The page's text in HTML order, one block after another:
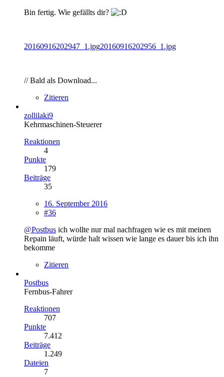
Bin fertig. Wie gefällts dir?
20160916202947_1.jpg20160916202956_1.jpg
// Bald als Download...
Zitieren
zollilaki9
Kehrmaschinen-Steuerer
Reaktionen
4
Punkte
179
Beiträge
35
16. September 2016
#36
@Postbus ich wollte nur mal nachfragen wie es mit meinen
Repain läuft, würde halt wissen wie lange es dauer bis ich ihn
bekomme
Zitieren
Postbus
Fernbus-Fahrer
Reaktionen
707
Punkte
7.412
Beiträge
1.249
Dateien
7